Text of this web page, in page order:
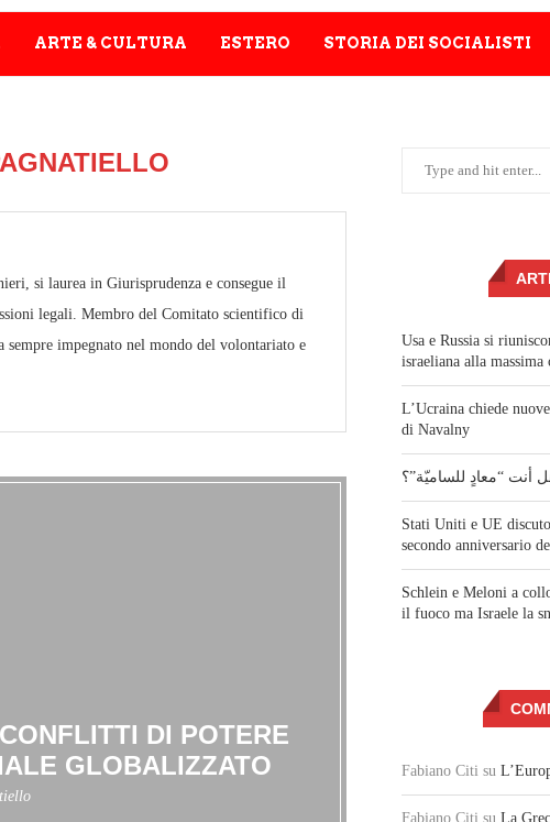
ARTE & CULTURA ESTERO STORIA DEI SOCIALISTI
si laurea in Giurisprudenza e consegue il
legali. Membro del Comitato scientifico di
impegnato nel mondo del volontariato e
DI POTERE
GLOBALIZZATO
Usa e Russia si
israeliana alla
L’Ucraina chiede
di Navalny
Stati Uniti e UE
secondo anniversario
Schlein e Meloni a
il fuoco ma Israele la
Fabiano Citi su
Fabiano Citi su La